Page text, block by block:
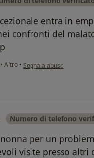
entra in
confronti del
• Altro • secondo l'opinione
Segnala abuso
Numero di telefono
per un
visite presso altri